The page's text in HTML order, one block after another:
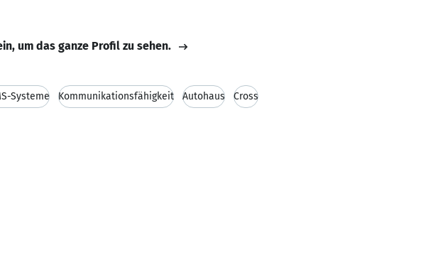
um das ganze Profil zu sehen.
Systeme Kommunikationsfähigkeit Autohaus Cross